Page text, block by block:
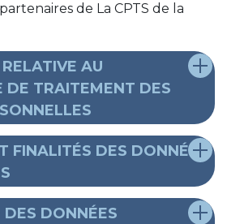
de La CPTS de la
AU
DE TRAITEMENT DES
FINALITÉS DES DONNÉES
DONNÉES